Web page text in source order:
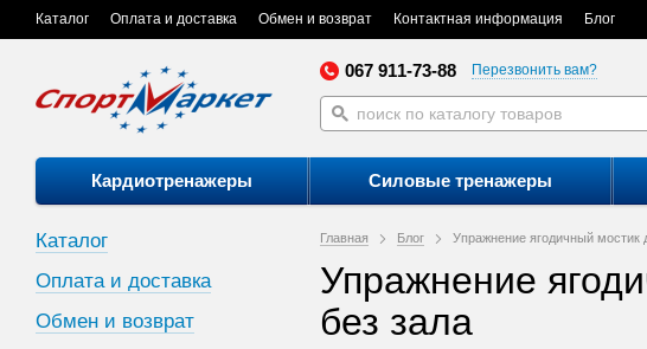
Каталог Оплата и доставка Обмен и возврат Контактная информация Блог
067 911-73-88 Перезвонить вам?
Кардиотренажеры Силовые тренажеры
Главная Блог Упражнение ягодичный мостик
Упражнение
без зала
Каталог
Оплата и доставка
Обмен и возврат